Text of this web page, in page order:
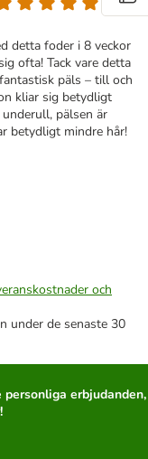
detta foder i 8 veckor
ofta! Tack vare detta
päls – till och
kliar sig betydligt
pälsen är
betydligt mindre hår!
och
under de senaste 30
erbjudanden,